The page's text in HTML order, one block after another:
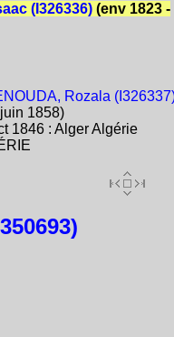
(I326336)(env 1823 -
Rozala
1858)
1846 : Alger Algérie